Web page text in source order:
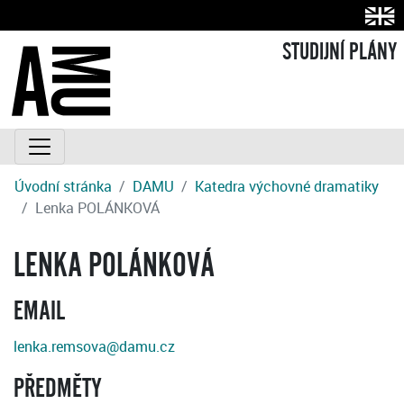
STUDIJNÍ PLÁNY
Úvodní stránka DAMU
Katedra výchovné dramatiky
Lenka POLÁNKOVÁ
LENKA POLÁNKOVÁ
EMAIL
lenka.remsova@damu.cz
PŘEDMĚTY